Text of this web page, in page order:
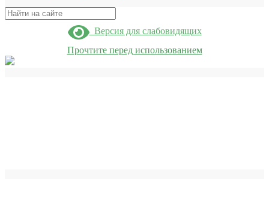
Поиск
Версия для слабовидящих
Прочтите перед использованием